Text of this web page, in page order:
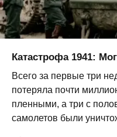
Катастрофа 1941:
Всего за первые три
потеряла почти
пленными, а три с
самолетов были